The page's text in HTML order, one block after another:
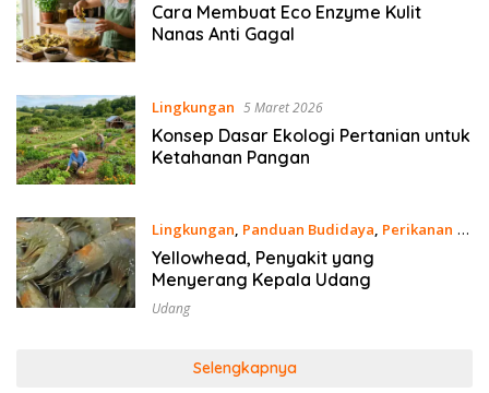
Cara Membuat Eco Enzyme Kulit
Nanas Anti Gagal
Lingkungan 5 Maret 2026
Konsep Dasar Ekologi Pertanian untuk
Ketahanan Pangan
Lingkungan, Panduan Budidaya, Perikanan 7
Februari 2026
Yellowhead, Penyakit yang
Menyerang Kepala Udang
Udang
Selengkapnya